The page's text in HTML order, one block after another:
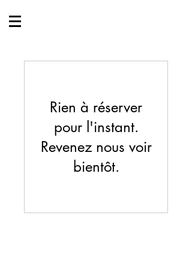
Rien à réserver
pour l'instant.
Revenez nous voir
bientôt.